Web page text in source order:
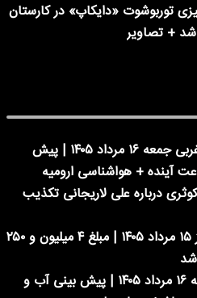
توربوشوت «دایکاپ» در کارستان
شد + تصاویر
وضعیت هوای فردا آذربایجان غربی جمعه ۱۶ مرداد ۱۴۰۵ | پیش
درباره علی لاریجانی تکذیب
آغاز شارژ حساب کارمندان امروز ۱۵ مرداد ۱۴۰۵ | مبلغ ۴ میلیون و ۲۵۰
شد
وضعیت هوای فردا اردبیل جمعه ۱۶ مرداد ۱۴۰۵ | پیش بینی آب و